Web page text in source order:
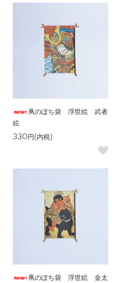
凧のぽち袋 浮世絵 武者
絵
330円(内税)
凧のぽち袋 浮世絵 金太